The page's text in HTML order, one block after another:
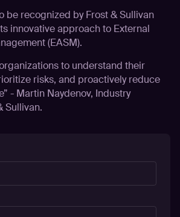
be recognized by Frost & Sullivan
innovative approach to External
(EASM).
to understand their
risks, and proactively reduce
- Martin Naydenov, Industry
Sullivan.